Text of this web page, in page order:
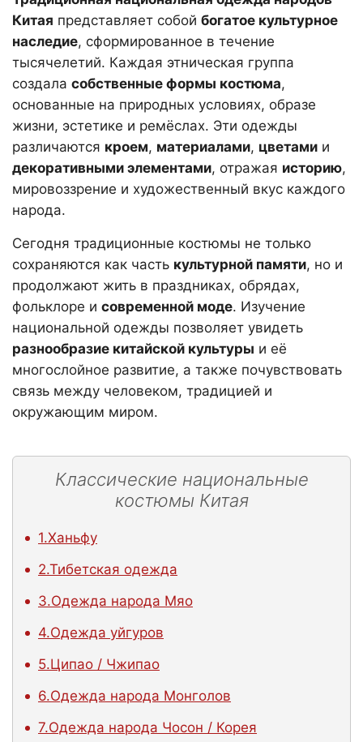
Китая представляет собой богатое культурное
наследие, сформированное в течение
тысячелетий. Каждая этническая группа
создала собственные формы костюма,
основанные на природных условиях, образе
жизни, эстетике и ремёслах. Эти одежды
различаются кроем, материалами, цветами и
декоративными элементами, отражая историю,
мировоззрение и художественный вкус каждого
народа.
Сегодня традиционные костюмы не только
сохраняются как часть культурной памяти, но и
продолжают жить в праздниках, обрядах,
фольклоре и современной моде. Изучение
национальной одежды позволяет увидеть
разнообразие китайской культуры и её
многослойное развитие, а также почувствовать
связь между человеком, традицией и
окружающим миром.
Классические национальные
костюмы Китая
1.Ханьфу
2.Тибетская одежда
3.Одежда народа Мяо
4.Одежда уйгуров
5.Ципао / Чжипао
6.Одежда народа Монголов
7.Одежда народа Чосон / Корея